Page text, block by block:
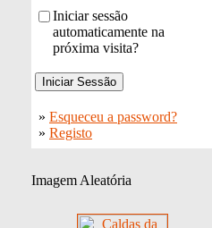
Iniciar sessão
automaticamente na
próxima visita?
» Esqueceu a password?
» Registo
Imagem Aleatória